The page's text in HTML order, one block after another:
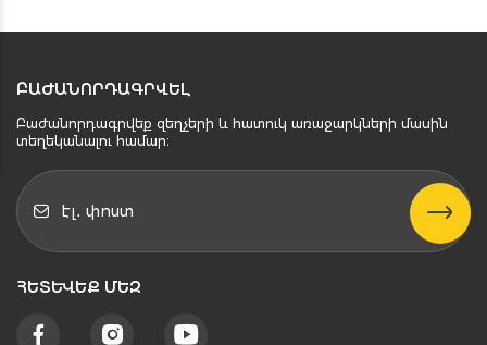
ԲԱԺԱՆՈՐԴԱԳՐՎԵԼ
Բաժանորդագրվեք զեղչերի և հատուկ առաջարկների մասին
տեղեկանալու համար։
ՀԵՏԵՒԵՔ ՄԵԶ